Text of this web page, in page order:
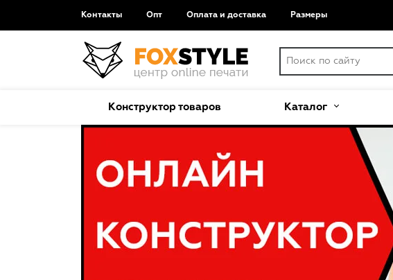
Контакты Опт Оплата и доставка Размеры
Конструктор товаров Каталог